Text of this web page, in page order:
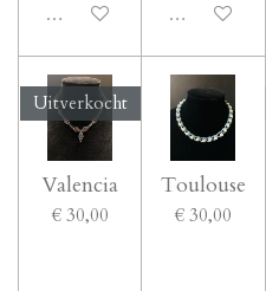
Uitgeschakeld Uitgeschakeld
Uitverkocht
Valencia
€ 30,00
Toulouse
€ 30,00